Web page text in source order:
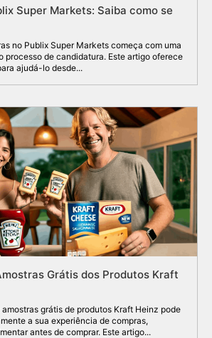
Super Markets: Saiba como se
no Publix Super Markets começa com uma
processo de candidatura. Este artigo oferece
ajudá-lo desde...
Grátis dos Produtos Kraft
amostras grátis de produtos Kraft Heinz pode
a sua experiência de compras,
antes de comprar. Este artigo...